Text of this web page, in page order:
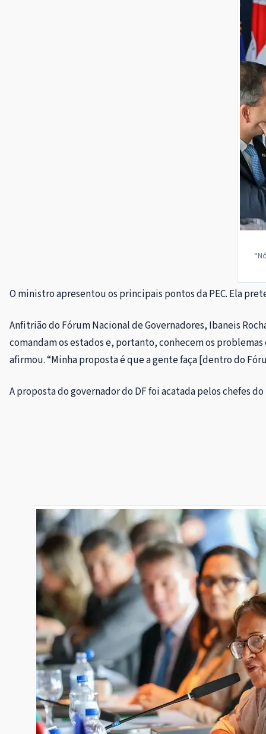
O ministro apresentou os principais pontos da PEC. Ela
Anfitrião do Fórum Nacional de Governadores, Ibaneis
comandam os estados e, portanto, conhecem os
afirmou. “Minha proposta é que a gente faça [dentro do
A proposta do governador do DF foi acatada pelos chefes